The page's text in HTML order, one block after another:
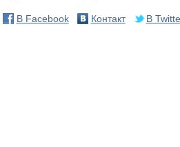
В Facebook Контакт В